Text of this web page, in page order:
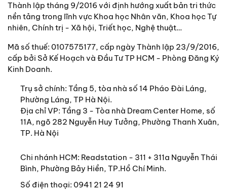
Thành lập tháng 9/2016 với định hướng xuất bản tri thức
nền tảng trong lĩnh vực Khoa học Nhân văn, Khoa học Tự
nhiên, Chính trị - Xã hội, Triết học, Nghệ thuật…
Mã số thuế: 0107575177, cấp ngày Thành lập 23/9/2016,
cấp bởi Sở Kế Hoạch và Đầu Tư TP HCM - Phòng Đăng Ký
Kinh Doanh.
Trụ sở chính: Tầng 5, tòa nhà số 14 Pháo Đài Láng,
Phường Láng, TP Hà Nội.
Địa chỉ VP: Tầng 3 - Tòa nhà Dream Center Home, số
11A, ngõ 282 Nguyễn Huy Tưởng, Phường Thanh Xuân,
TP. Hà Nội
Chi nhánh HCM: Readstation - 311 + 311a Nguyễn Thái
Bình, Phường Bảy Hiền, TP.Hồ Chí Minh.
Số điện thoại: 0941 21 24 91